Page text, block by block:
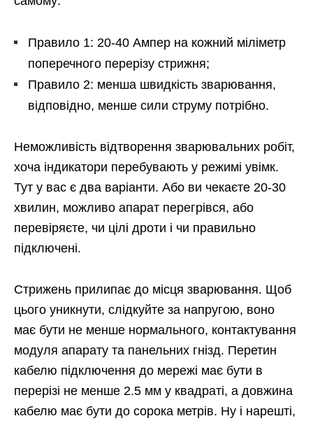
Правило 1: 20-40 Ампер на кожний міліметр
поперечного перерізу стрижня;
Правило 2: менша швидкість зварювання,
відповідно, менше сили струму потрібно.
Неможливість відтворення зварювальних робіт,
хоча індикатори перебувають у режимі увімк.
Тут у вас є два варіанти. Або ви чекаєте 20-30
хвилин, можливо апарат перегрівся, або
перевіряєте, чи цілі дроти і чи правильно
підключені.
Стрижень прилипає до місця зварювання. Щоб
цього уникнути, слідкуйте за напругою, воно
має бути не менше нормального, контактування
модуля апарату та панельних гнізд. Перетин
кабелю підключення до мережі має бути в
перерізі не менше 2.5 мм у квадраті, а довжина
кабелю має бути до сорока метрів. Ну і нарешті,